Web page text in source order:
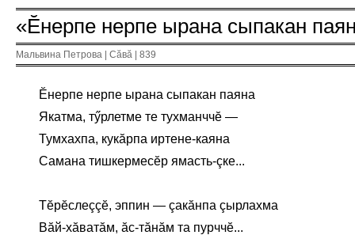
«Ĕнерпе нерпе ырана сыпакан
Мальвина Петрова | Сăвă | 839
Ĕнерпе нерпе ырана сыпакан паяна
Якатма, тӳрлетме те тухманччĕ —
Тумхахпа, кукăрпа иртене-каяна
Самана тишкермесĕр ямасть-çке...
Тĕрĕслеççĕ, эппин — çакăнпа çырлахма
Вăй-хăватăм, ăс-тăнăм та пурччĕ...